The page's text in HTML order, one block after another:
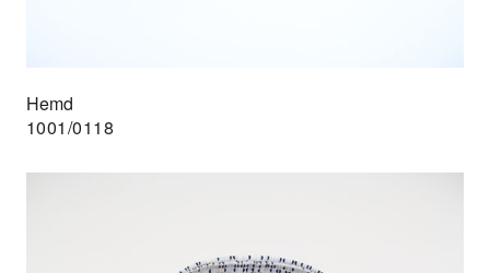
Hemd
1001/0118